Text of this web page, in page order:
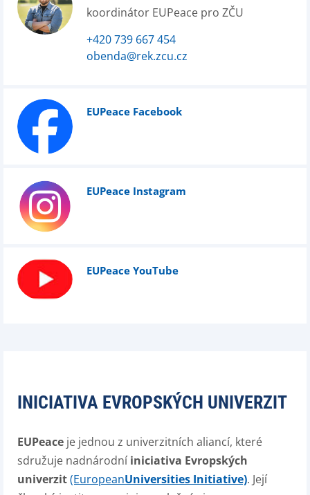
koordinátor EUPeace pro ZČU
+420 739 667 454
obenda@rek.zcu.cz
EUPeace Facebook
EUPeace Instagram
EUPeace YouTube
INICIATIVA EVROPSKÝCH UNIVERZIT
EUPeace je jednou z univerzitních aliancí, které
sdružuje nadnárodní iniciativa Evropských
univerzit(EuropeanUniversities Initiative). Její